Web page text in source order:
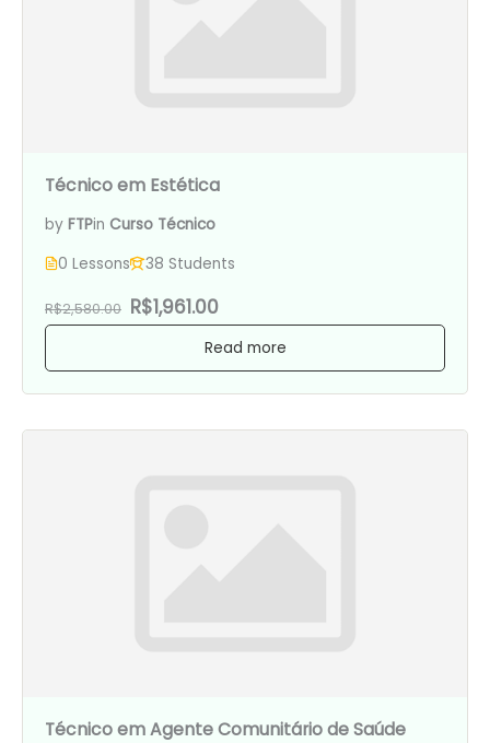
Técnico em Estética
by FTPin Curso Técnico
0 Lessons
38 Students
R$2,580.00 R$1,961.00
Read more
Técnico em Agente Comunitário de Saúde